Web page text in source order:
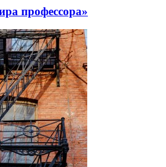
профессора»